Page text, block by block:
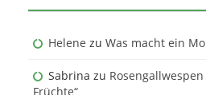
Helene zu Was macht ein
Sabrina zu
Früchte“